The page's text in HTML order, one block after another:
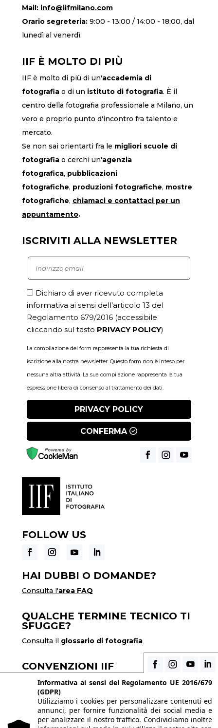
Mail: info@iifmilano.com
Orario segreteria: 9:00 - 13:00 / 14:00 - 18:00, dal
lunedì al venerdì.
IIF È MOLTO DI PIÙ
IIF è molto di più di un'accademia di
fotografiao di un istituto di fotografia. È il
centro della fotografia professionale a Milano, un
vero e proprio punto d'incontro fra talento e
mercato.
Se non sai orientarti fra le migliori scuole di
fotografiao cerchi un'agenzia
fotografica, pubblicazioni
fotografiche, produzioni fotografiche, mostre
fotografiche, chiamacie contattaci per un
appuntamento.
ISCRIVITI ALLA NEWSLETTER
Dichiaro di aver ricevuto completa
informativa ai sensi dell’articolo 13 del
Regolamento 679/2016 (accessibile
cliccando sul tasto PRIVACY POLICY)
La compilazione del form rappresenta la tua richiesta di
iscrizione alla nostra newsletter. Questo form non è inteso per
nessuna altra attività. La sua compilazione rappresenta la tua
espressione libera di consenso al trattamento dei dati.
PRIVACY POLICY
CONFERMA
FOLLOW US
HAI DUBBI O DOMANDE?
Consulta l'area FAQ
QUALCHE TERMINE TECNICO TI
SFUGGE?
Consulta il glossario di fotografia
CONVENZIONI IIF
Scopri i vantaggi di essere uno studente di IIF
© 2026 Istituto Italiano di Fotografia® srl, Via
Enrico Caviglia 3, 20139 Milano | Tel 02/58107623
Informativa ai sensi del Regolamento UE 2016/679
(GDPR)
Utilizziamo i cookies per personalizzare contenuti ed
annunci, per fornire funzionalità dei social media e
per analizzare il nostro traffico. Condividiamo inoltre